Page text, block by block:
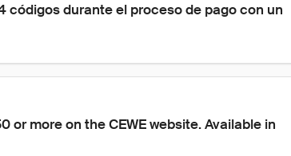
códigos durante el proceso de pago con un
or more on the CEWE website. Available in